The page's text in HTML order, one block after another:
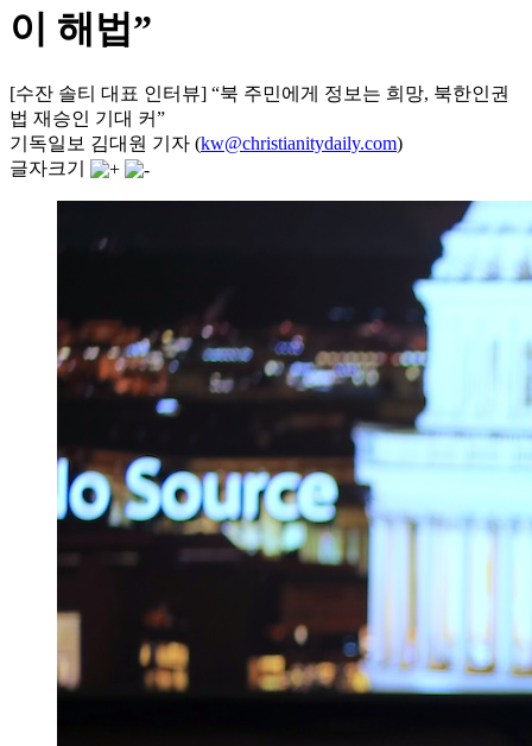
이 해법”
[수잔 솔티 대표 인터뷰] “북 주민에게 정보는 희망, 북한인권
법 재승인 기대 커”
기독일보 김대원 기자 (kw@christianitydaily.com)
글자크기